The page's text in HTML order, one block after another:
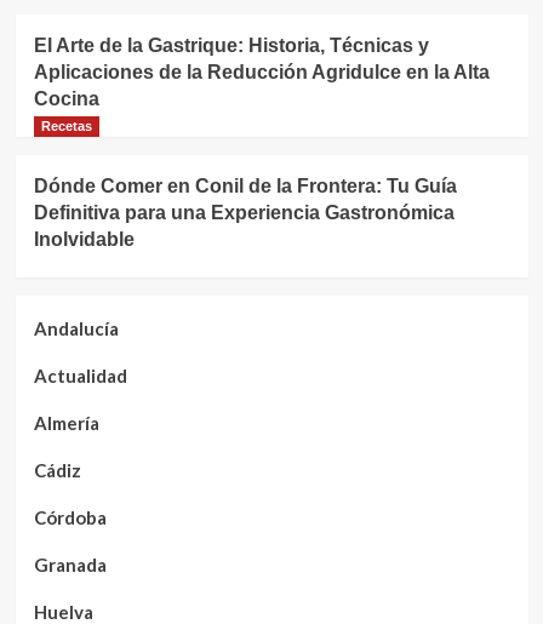
El Arte de la Gastrique: Historia, Técnicas y
Aplicaciones de la Reducción Agridulce en la Alta
Cocina
Recetas
Dónde Comer en Conil de la Frontera: Tu Guía
Definitiva para una Experiencia Gastronómica
Inolvidable
Andalucía
Actualidad
Almería
Cádiz
Córdoba
Granada
Huelva